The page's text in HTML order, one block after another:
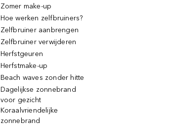
Zomer make-up
Hoe werken zelfbruiners?
Zelfbruiner aanbrengen
Zelfbruiner verwijderen
Herfstgeuren
Herfstmake-up
Beach waves zonder hitte
Dagelijkse zonnebrand
voor gezicht
Koraalvriendelijke
zonnebrand